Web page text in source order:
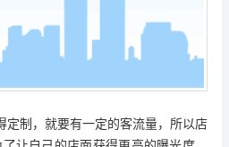
定制，就要有一定的客流量，所以店